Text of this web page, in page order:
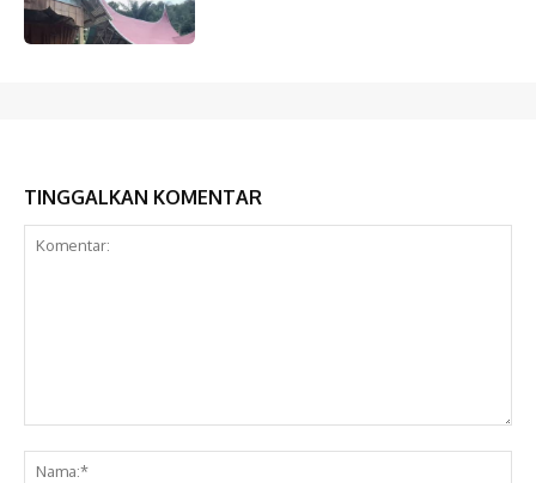
TINGGALKAN KOMENTAR